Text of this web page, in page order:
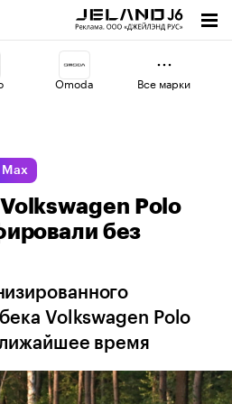
Omoda
Geely
Все марки
Max
Polo
без
Volkswagen Polo
время